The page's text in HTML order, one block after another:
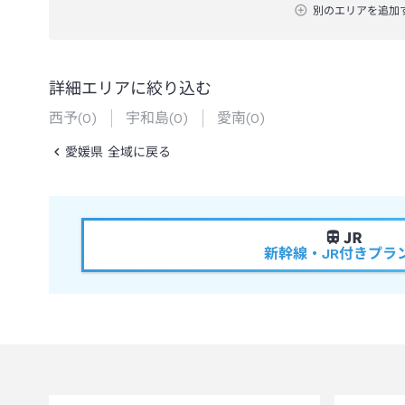
別のエリアを追加
詳細エリアに絞り込む
西予(0) 宇和島(0) 愛南(0)
愛媛県 全域に戻る
新幹線・JR付きプラ